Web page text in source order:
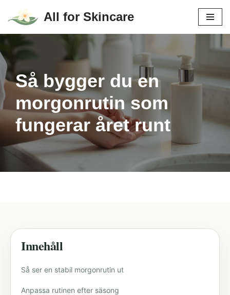
Hoppa
innehåll
All for Skincare
Så bygger du en
morgonrutin som
fungerar året runt
Innehåll
Så ser en stabil morgonrutin ut
Anpassa rutinen efter säsong